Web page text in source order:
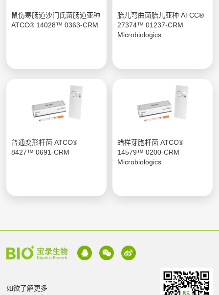
鼠伤寒肠道沙门氏菌肠道亚种
ATCC® 14028™ 0363-CRM
胎儿弯曲菌胎儿亚种 ATCC®
27374™ 01237-CRM
Microbiologics
普通变形杆菌 ATCC®
8427™ 0691-CRM
蜡样芽胞杆菌 ATCC®
14579™ 0200-CRM
Microbiologics
如欲了解更多